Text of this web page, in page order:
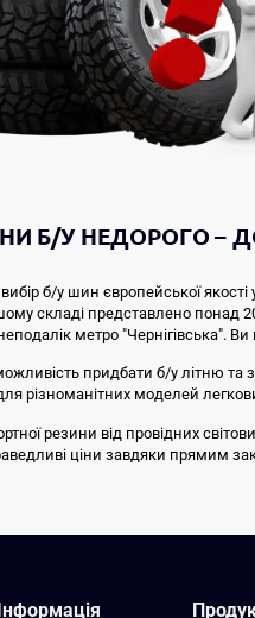
Б/У НЕДОРОГО –
б/у шин європейської
складі представлено понад
метро "Чернігівська".
придбати б/у літню
різноманітних моделей
резини від провідних
ціни завдяки прямим
Інформація